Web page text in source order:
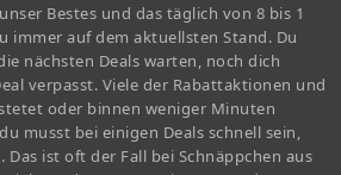
Bestes und das täglich von 8 bis 1
immer auf dem aktuellsten Stand. Du
nächsten Deals warten, noch dich
verpasst. Viele der Rabattaktionen und
oder binnen weniger Minuten
musst bei einigen Deals schnell sein,
Das ist oft der Fall bei Schnäppchen aus